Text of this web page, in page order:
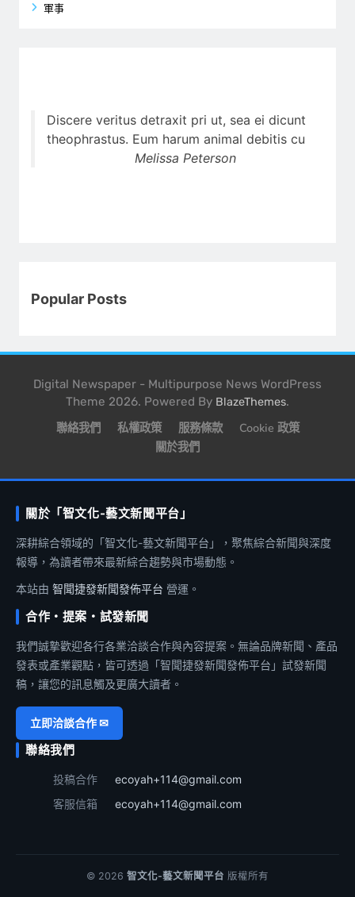
軍事
Discere veritus detraxit pri ut, sea ei dicunt
theophrastus. Eum harum animal debitis cu
Melissa Peterson
Popular Posts
Digital Newspaper - Multipurpose News WordPress
Theme 2026. Powered By BlazeThemes.
聯絡我們 私權政策 服務條款
Cookie 政策
關於我們
關於「智文化-藝文新聞平台」
深耕綜合領域的「智文化-藝文新聞平台」，聚焦綜合新聞與深度
報導，為讀者帶來最新綜合趨勢與市場動態。
本站由 智聞捷發新聞發佈平台 營運。
合作・提案・試發新聞
我們誠摯歡迎各行各業洽談合作與內容提案。無論品牌新聞、產品
發表或產業觀點，皆可透過「智聞捷發新聞發佈平台」試發新聞
稿，讓您的訊息觸及更廣大讀者。
立即洽談合作 ✉
聯絡我們
投稿合作
ecoyah+114@gmail.com
客服信箱
ecoyah+114@gmail.com
© 2026 智文化-藝文新聞平台 版權所有